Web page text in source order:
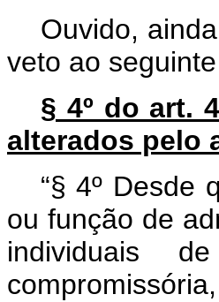
Ouvido,
veto ao
§ 4º do art.
alterados pelo
“§ 4º Desde
ou função de
individuais